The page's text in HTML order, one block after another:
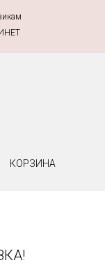
КОРЗИНА